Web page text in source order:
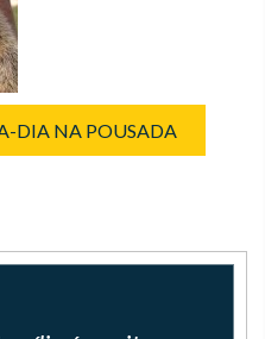
DIA NA POUSADA